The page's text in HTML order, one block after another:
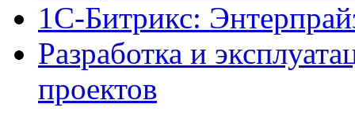
1С-Битрикс:
Разработка и
проектов